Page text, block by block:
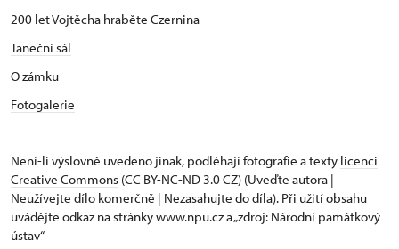
200 let Vojtěcha hraběte Czernina
Taneční sál
O zámku
Fotogalerie
Není-li výslovně uvedeno jinak, podléhají fotografie a texty licenci
Creative Commons (CC BY-NC-ND 3.0 CZ) (Uveďte autora |
Neužívejte dílo komerčně | Nezasahujte do díla). Při užití obsahu
uvádějte odkaz na stránky www.npu.cz a „zdroj: Národní památkový
ústav“